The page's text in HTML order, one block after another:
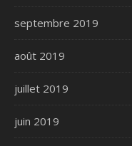
septembre 2019
août 2019
juillet 2019
juin 2019